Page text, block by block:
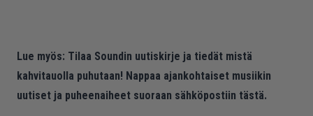
Lue myös: Tilaa Soundin uutiskirje ja tiedät mistä
kahvitauolla puhutaan! Nappaa ajankohtaiset musiikin
uutiset ja puheenaiheet suoraan sähköpostiin tästä.